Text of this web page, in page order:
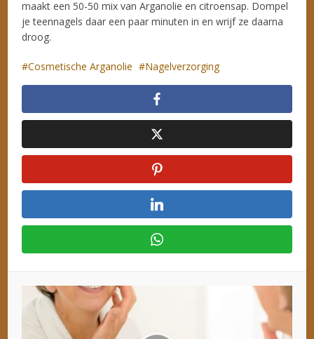
maakt een 50-50 mix van Arganolie en citroensap. Dompel
je teennagels daar een paar minuten in en wrijf ze daarna
droog.
Cosmetische Arganolie Nagelverzorging